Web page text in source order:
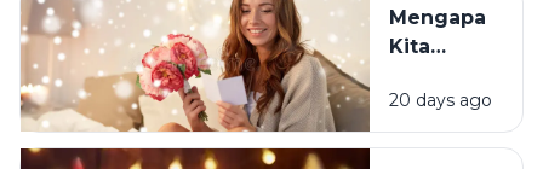
Merasa
Sedih Saat
Tahun?
Mengapa
Kita
Mendapat
Ucapan
20 days ago